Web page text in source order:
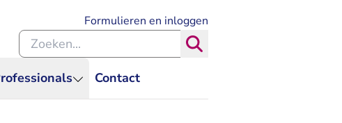
Contact
Formulieren en inloggen
Zoeken binnen de Rechtspraak